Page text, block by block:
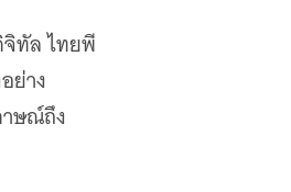
ทัล ไทยพี
ย่าง
ษณ์ถึง